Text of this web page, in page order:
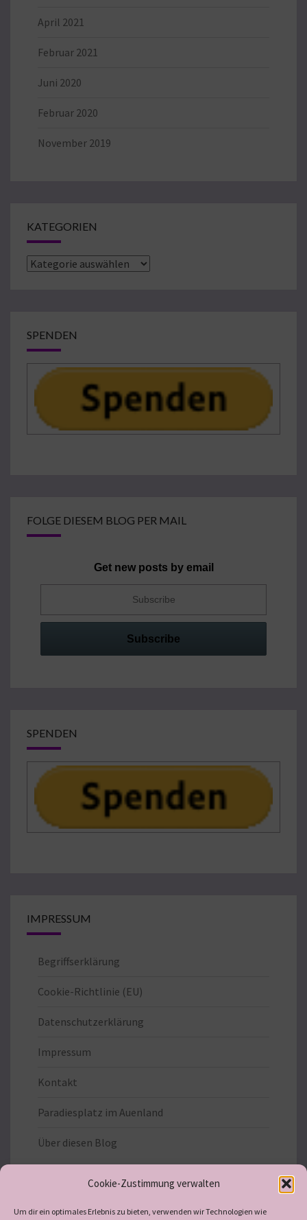
Cookie-Zustimmung verwalten
Um dir ein optimales Erlebnis zu bieten, verwenden wir Technologien wie
April 2021
Februar 2021
Juni 2020
Februar 2020
November 2019
KATEGORIEN
Kategorien
SPENDEN
FOLGE DIESEM BLOG PER MAIL
Get new posts by email
SPENDEN
IMPRESSUM
Begriffserklärung
Cookie-Richtlinie (EU)
Datenschutzerklärung
Impressum
Kontakt
Paradiesplatz im Auenland
Über diesen Blog